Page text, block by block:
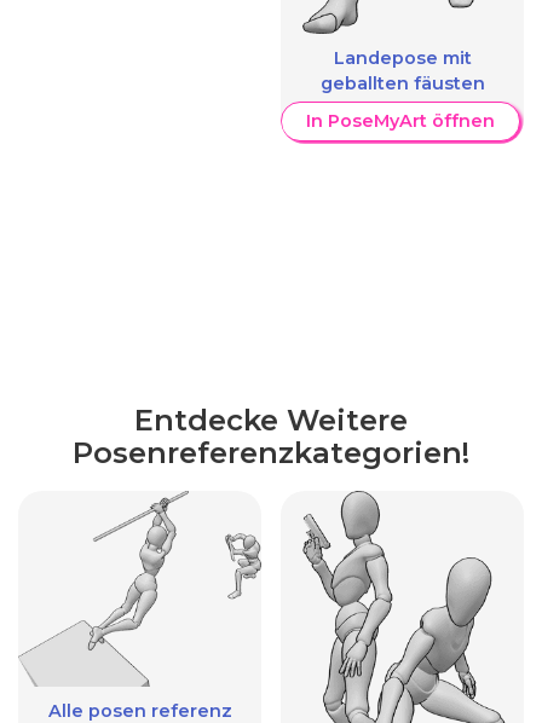
Landepose mit
geballten fäusten
In PoseMyArt öffnen
Entdecke Weitere
Posenreferenzkategorien!
Alle posen referenz